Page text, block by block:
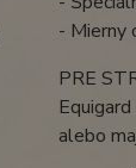
- Mierny
PRE
alebo